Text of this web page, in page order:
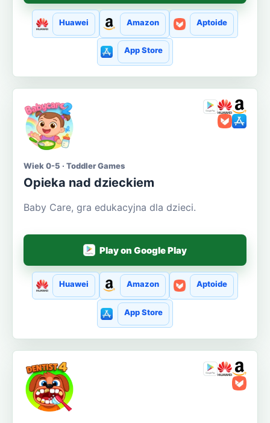
Huawei Amazon Aptoide
App Store
Wiek 0-5 · Toddler Games
Opieka nad dzieckiem
Baby Care, gra edukacyjna dla dzieci.
Play on Google Play
Huawei Amazon Aptoide
App Store